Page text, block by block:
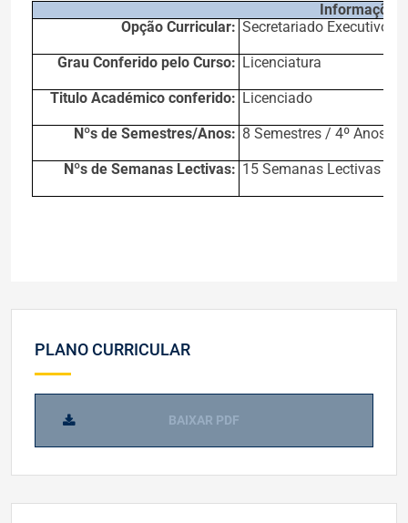
Informações
Opção Curricular: Secretariado Executivo
Grau Conferido pelo Curso: Licenciatura
Titulo Académico conferido: Licenciado
Nºs de Semestres/Anos: 8 Semestres / 4º Anos
Nºs de Semanas Lectivas: 15 Semanas Lectivas
PLANO CURRICULAR
BAIXAR PDF